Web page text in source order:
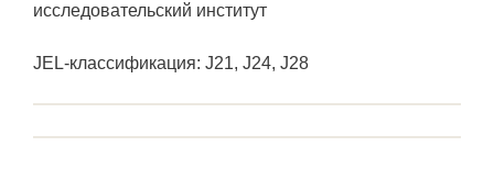
исследовательский институт
JEL-классификация: J21, J24, J28